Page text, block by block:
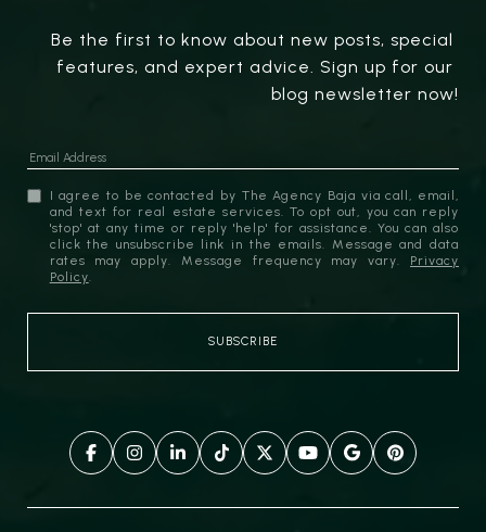
Be the first to know about new posts, special
features, and expert advice. Sign up for our
blog newsletter now!
I agree to be contacted by The Agency Baja via call, email,
and text for real estate services. To opt out, you can reply
'stop' at any time or reply 'help' for assistance. You can also
click the unsubscribe link in the emails. Message and data
rates may apply. Message frequency may vary. Privacy
Policy.